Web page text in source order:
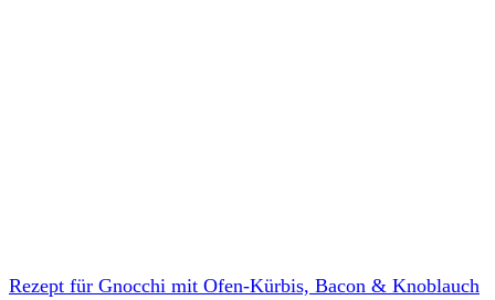
Rezept für Gnocchi mit Ofen-Kürbis, Bacon & Knoblauch